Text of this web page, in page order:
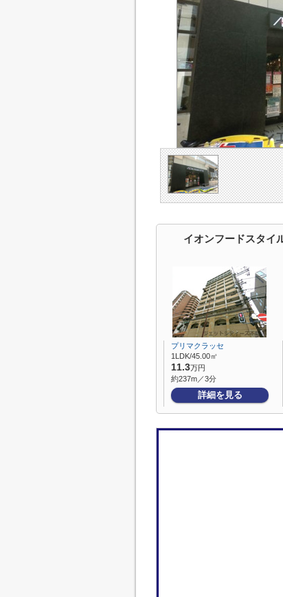
イオンフードスタイ
プリマクラッセ
1LDK/45.00㎡
11.3万円
約237m／3分
詳細を見る